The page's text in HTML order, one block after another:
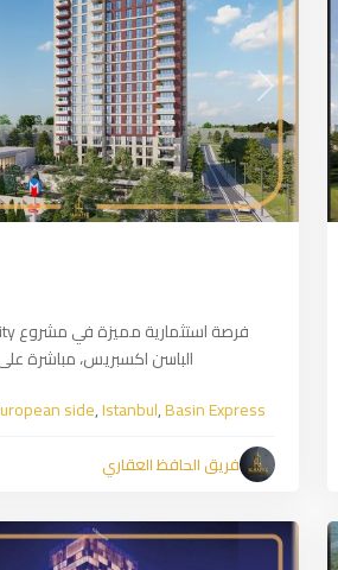
Next
الباسن اكسبريس، مباشرة
side,Istanbul,Basin Express
فريق الحافظ العقاري
Bağcılar
European
side,